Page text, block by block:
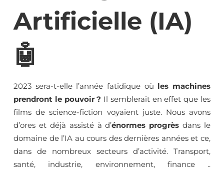
Artificielle (IA)
🤖
2023 sera-t-elle l’année fatidique où les machines
prendront le pouvoir ? Il semblerait en effet que les
films de science-fiction voyaient juste. Nous avons
d’ores et déjà assisté à d’énormes progrès dans le
domaine de l’IA au cours des dernières années et ce,
dans de nombreux secteurs d’activité. Transport,
santé, industrie, environnement, finance ..